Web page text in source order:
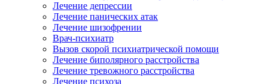
Лечение депрессии
Лечение панических атак
Лечение шизофрении
Врач-психиатр
Вызов скорой психиатрической помощи
Лечение биполярного расстройства
Лечение тревожного расстройства
Лечение психоза